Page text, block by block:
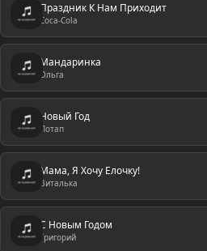
Праздник К Нам Приходит
Coca-Cola
Мандаринка
Ольга
Новый Год
Потап
Мама, Я Хочу Елочку!
Виталька
С Новым Годом
Григорий